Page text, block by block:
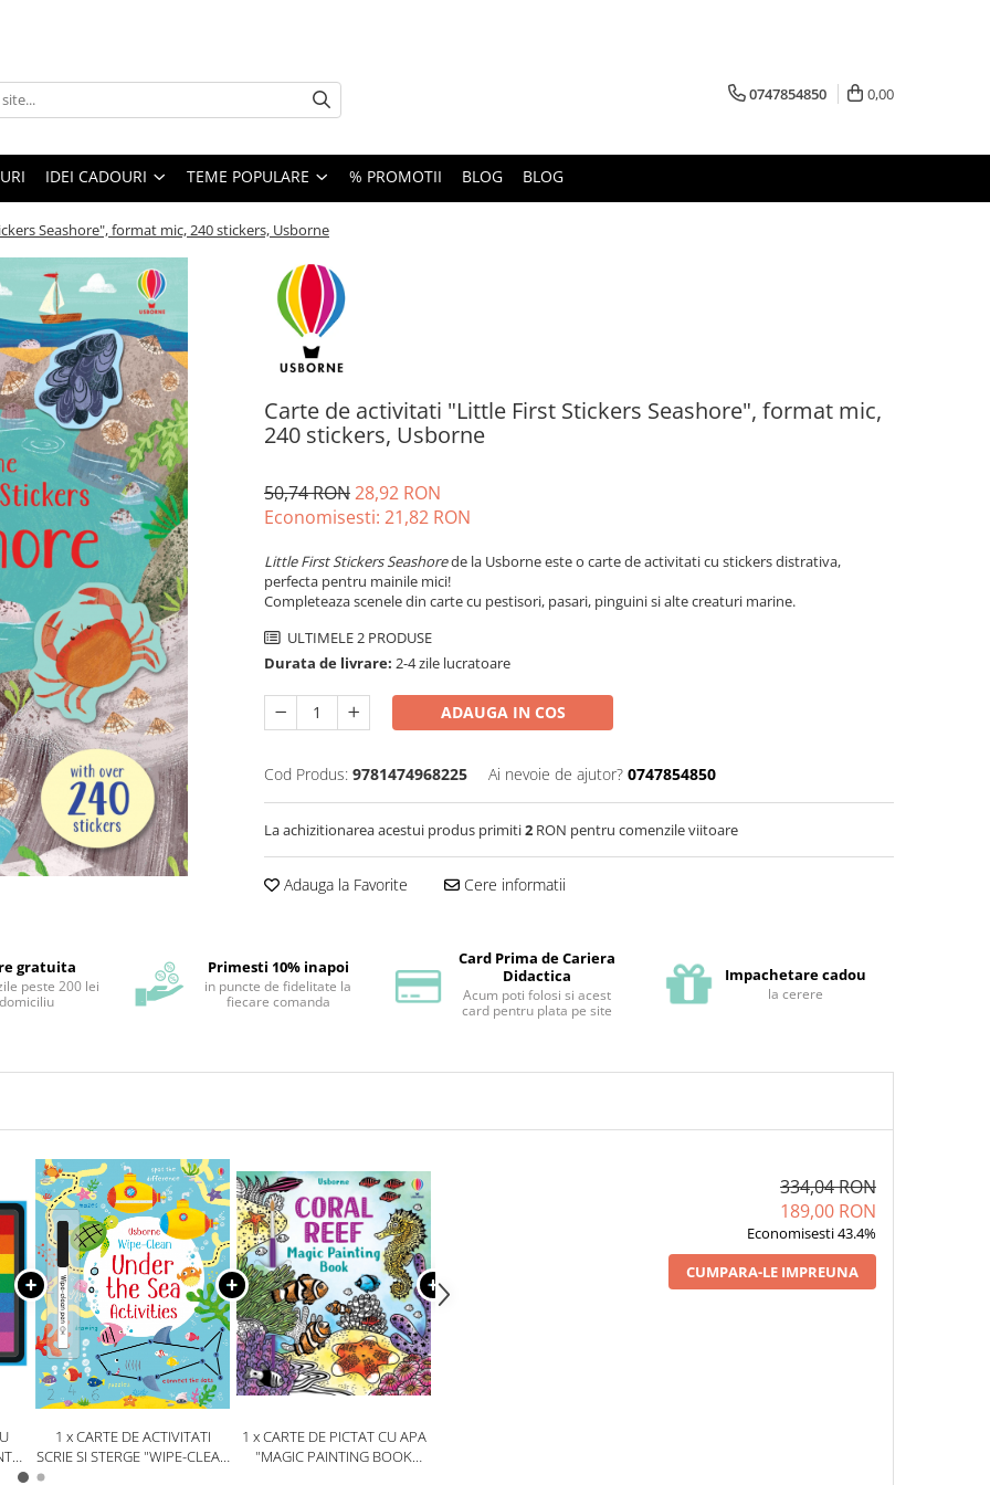
0747854850 0,00
IDEI CADOURI TEME POPULARE % PROMOTII BLOG BLOG
Seashore", format mic, 240 stickers, Usborne
Carte de activitati "Little First Stickers Seashore", format mic,
240 stickers, Usborne
50,74 RON28,92 RON
Economisesti: 21,82 RON
Little First Stickers Seashorede la Usborne este o carte de activitati cu stickers distrativa,
perfecta pentru mainile mici!
Completeaza scenele din carte cu pestisori, pasari, pinguini si alte creaturi marine.
ULTIMELE 2 PRODUSE
Durata de livrare: 2-4 zile lucratoare
ADAUGA IN COS
Cod Produs: 9781474968225 Ai nevoie de ajutor? 0747854850
La achizitionarea acestui produs primiti2 RON pentru comenzile viitoare
Adauga la Favorite Cere informatii
gratuita
peste 200 lei
Primesti 10% inapoi
in puncte de fidelitate la
fiecare comanda
Card Prima de Cariera
Didactica
Acum poti folosi si acest
card pentru plata pe site
Impachetare cadou
la cerere
1 x CARTE DE ACTIVITATI
SCRIE SI STERGE "WIPE-CLEAN
UNDER THE SEA ACTIVITIES",
1 x CARTE DE PICTAT CU APA
"MAGIC PAINTING BOOK
334,04 RON
189,00 RON
Economisesti 43.4%
CUMPARA-LE IMPREUNA